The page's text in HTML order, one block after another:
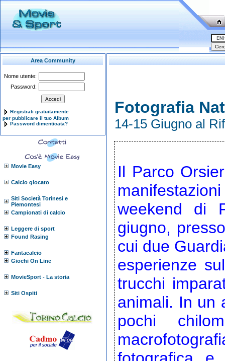
Area Community
Nome utente:
Password:
Registrati gratuitamente
per pubblicare il tuo Album
Password dimenticata?
Movie Easy
Calcio giocato
Siti Società Torinesi e
Piemontesi
Campionati di calcio
Leggere di sport
Found Rasing
Fantacalcio
Giochi On Line
MovieSport - La storia
Siti Ospiti
Fotografia
14-15 Giugno al
Il Parco
weekend di
giugno,
cui due
esperienze
trucchi
animali. In un
pochi